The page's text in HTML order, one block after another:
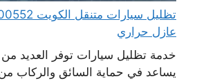
عازل حراري
خدمة تظليل سيارات توفر العديد من
يساعد في حماية السائق والركاب